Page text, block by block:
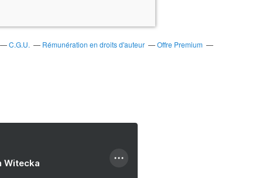
C.G.U. Rémunération en droits d'auteur
Offre Premium
Witecka